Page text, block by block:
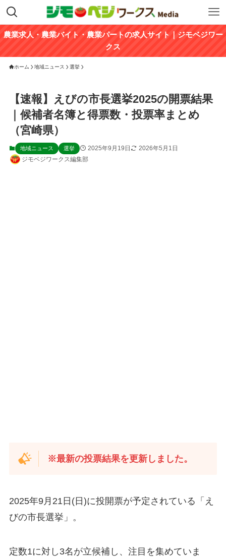
農業求人・農業バイト・農業パートの求人サイト｜ジモベジワー
クス
ホーム 地域ニュース 選挙
【速報】えびの市長選挙2025の開票結果
｜候補者名簿と得票数・投票率まとめ
（宮崎県）
地域ニュース 選挙 2025年9月19日
2026年5月1日
ジモベジワークス編集部
※最新の投票結果を更新しました。
2025年9月21日(日)に投開票が予定されている「え
びの市長選挙」。
定数1に対し3名が立候補し、注目を集めていま